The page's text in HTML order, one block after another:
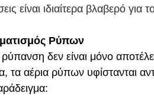
είναι ιδιαίτερα βλαβερό
Ρύπων
δεν είναι μόνο
τα αέρια ρύπων υφίστανται